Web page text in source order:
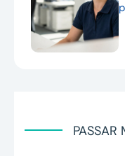
PASSAR